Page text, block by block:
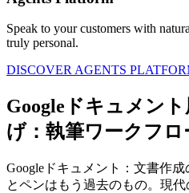
Speak to your customers with
truly personal.
DISCOVER AGENTS
Googleドキュメン
げ：執筆ワークフロ
Googleドキュメント：文書作
とペンはもう過去のもの。現